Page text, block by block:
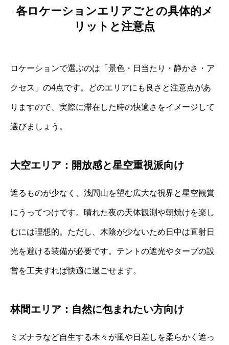
各ロケーションエリアごとの具体的メ
リットと注意点
ロケーションで選ぶのは「景色・日当たり・静かさ・ア
クセス」の4点です。どのエリアにも良さと注意点があ
りますので、実際に滞在した時の快適さをイメージして
選びましょう。
大空エリア：開放感と星空重視派向け
遮るものが少なく、浅間山を望む広大な視界と星空観賞
にうってつけです。晴れた夜の天体観測や朝焼けを楽し
むには理想的。ただし、木陰が少ないため日中は直射日
光を避ける装備が必要です。テントの遮光やタープの設
営を工夫すれば快適に過ごせます。
林間エリア：自然に包まれたい方向け
ミズナラなど自生する木々が風や日差しを柔らかく遮っ